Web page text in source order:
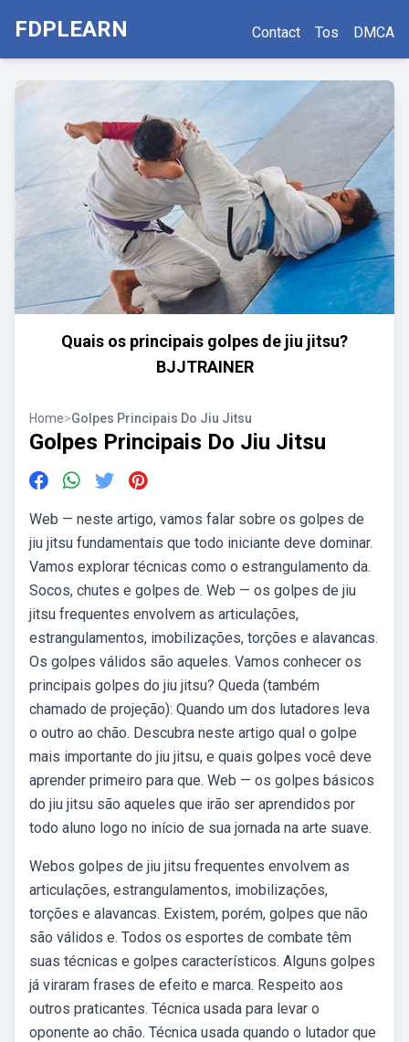
FDPLEARN Contact Tos DMCA
Quais os principais golpes de jiu jitsu?
BJJTRAINER
Home>Golpes Principais Do Jiu Jitsu
Golpes Principais Do Jiu Jitsu
Web — neste artigo, vamos falar sobre os golpes de
jiu jitsu fundamentais que todo iniciante deve dominar.
Vamos explorar técnicas como o estrangulamento da.
Socos, chutes e golpes de. Web — os golpes de jiu
jitsu frequentes envolvem as articulações,
estrangulamentos, imobilizações, torções e alavancas.
Os golpes válidos são aqueles. Vamos conhecer os
principais golpes do jiu jitsu? Queda (também
chamado de projeção): Quando um dos lutadores leva
o outro ao chão. Descubra neste artigo qual o golpe
mais importante do jiu jitsu, e quais golpes você deve
aprender primeiro para que. Web — os golpes básicos
do jiu jitsu são aqueles que irão ser aprendidos por
todo aluno logo no início de sua jornada na arte suave.
Webos golpes de jiu jitsu frequentes envolvem as
articulações, estrangulamentos, imobilizações,
torções e alavancas. Existem, porém, golpes que não
são válidos e. Todos os esportes de combate têm
suas técnicas e golpes característicos. Alguns golpes
já viraram frases de efeito e marca. Respeito aos
outros praticantes. Técnica usada para levar o
oponente ao chão. Técnica usada quando o lutador que